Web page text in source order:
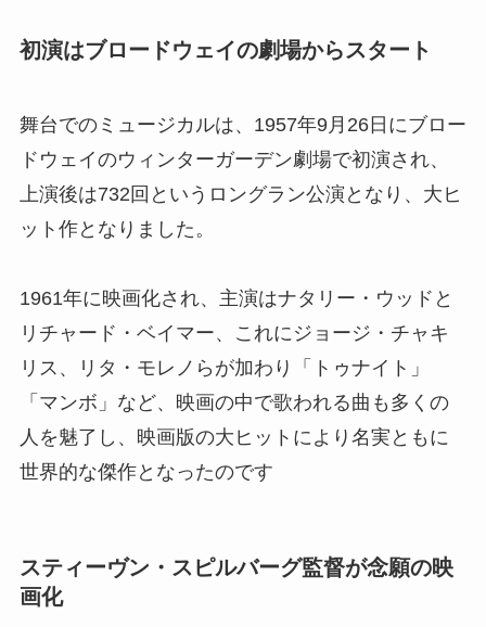
初演はブロードウェイの劇場からスタート
舞台でのミュージカルは、1957年9月26日にブロー
ドウェイのウィンターガーデン劇場で初演され、
上演後は732回というロングラン公演となり、大ヒ
ット作となりました。
1961年に映画化され、主演はナタリー・ウッドと
リチャード・ベイマー、これにジョージ・チャキ
リス、リタ・モレノらが加わり「トゥナイト」
「マンボ」など、映画の中で歌われる曲も多くの
人を魅了し、映画版の大ヒットにより名実ともに
世界的な傑作となったのです
スティーヴン・スピルバーグ監督が念願の映
画化